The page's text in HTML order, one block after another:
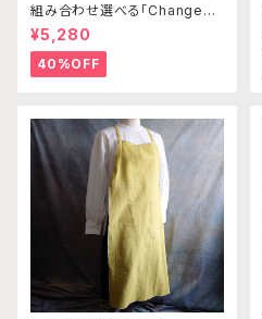
組み合わせ選べる「Changena
bleエプロン」本体パープルグレ
ー×ベージュ※前部分合わせて1
つのエプロンになります
¥5,280
40%OFF